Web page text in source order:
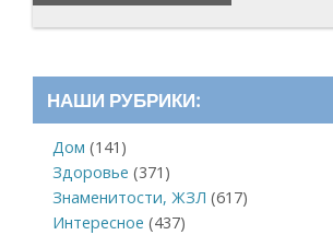
НАШИ РУБРИКИ:
Дом (141)
Здоровье (371)
Знаменитости, ЖЗЛ (617)
Интересное (437)